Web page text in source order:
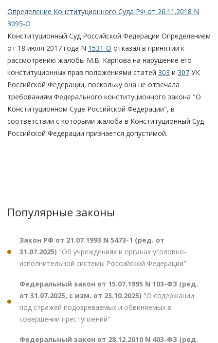
Определение Конституционного Суда РФ от 26.11.2018 N
3095-О
Конституционный Суд Российской Федерации Определением
от 18 июля 2017 года N 1531-О отказал в принятии к
рассмотрению жалобы М.В. Карпова на нарушение его
конституционных прав положениями статей 303 и 307 УК
Российской Федерации, поскольку она не отвечала
требованиям Федерального конституционного закона "О
Конституционном Суде Российской Федерации", в
соответствии с которыми жалоба в Конституционный Суд
Российской Федерации признается допустимой.
Популярные законы
Закон РФ от 21.07.1993 N 5473-1 (ред. от
31.07.2025) "Об учреждениях и органах уголовно-
исполнительной системы Российской Федерации"
Федеральный закон от 15.07.1995 N 103-ФЗ (ред.
от 31.07.2025, с изм. от 23.10.2025) "О содержании
под стражей подозреваемых и обвиняемых в
совершении преступлений"
Федеральный закон от 28.12.2010 N 403-ФЗ (ред.